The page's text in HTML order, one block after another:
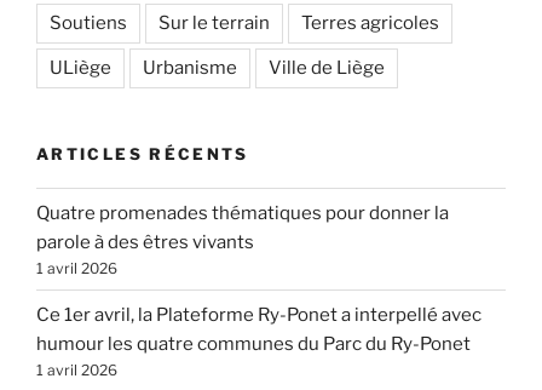
Soutiens Sur le terrain Terres agricoles
ULiège Urbanisme Ville de Liège
ARTICLES RÉCENTS
Quatre promenades thématiques pour donner la
parole à des êtres vivants
1 avril 2026
Ce 1er avril, la Plateforme Ry-Ponet a interpellé avec
humour les quatre communes du Parc du Ry-Ponet
1 avril 2026